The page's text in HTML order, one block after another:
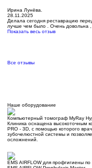
Ирина Лунёва.
28.11.2025
Делала сегодня реставрацию
лучше чем было . Очень довольна
Показать весь отзыв
Все отзывы
Наше оборудование
Компьютерный томограф MyRay
Клиника оснащена высокоточным
PRO - 3D, с помощью которого
зубочелюстной системы и
осложнений.
EMS AIRFLOW для профгигиены по